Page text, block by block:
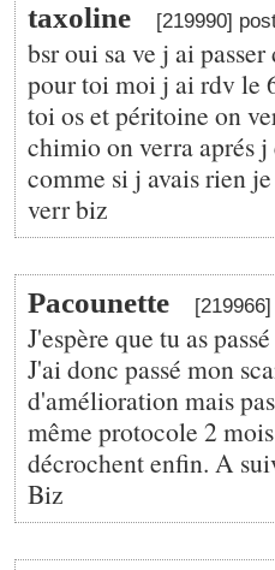
taxoline [219990]
bsr oui sa ve j ai
pour toi moi j ai rdv le
toi os et péritoine on
chimio on verra aprés
comme si j avais rien
verr biz
Pacounette
J'espère que tu as
J'ai donc passé mon
d'amélioration mais
même protocole 2
décrochent enfin. A
Biz